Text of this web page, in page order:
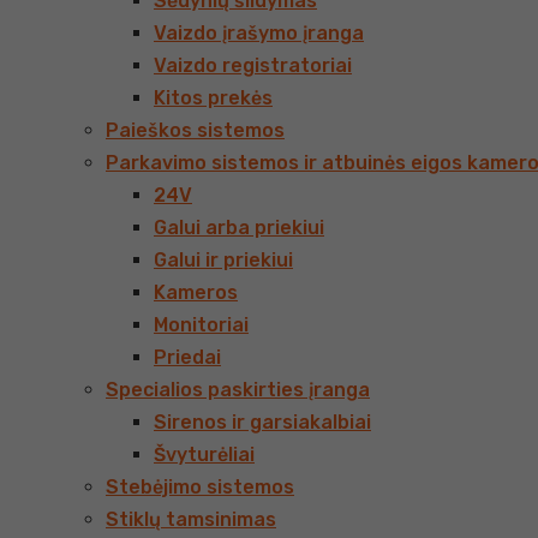
Vaizdo įrašymo įranga
Vaizdo registratoriai
Kitos prekės
Paieškos sistemos
Parkavimo sistemos ir atbuinės eigos
24V
Galui arba priekiui
Galui ir priekiui
Kameros
Monitoriai
Priedai
Specialios paskirties įranga
Sirenos ir garsiakalbiai
Švyturėliai
Stebėjimo sistemos
Stiklų tamsinimas